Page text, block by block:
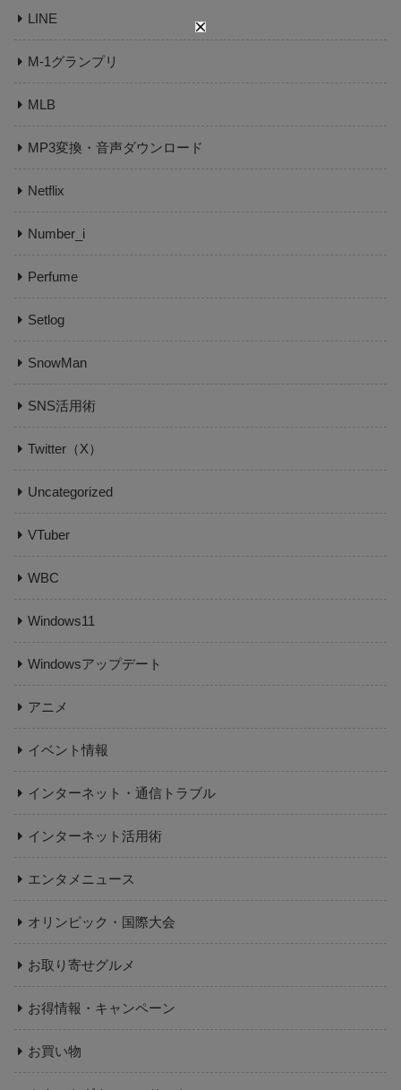
LINE
M-1グランプリ
MLB
MP3変換・音声ダウンロード
Netflix
Number_i
Perfume
Setlog
SnowMan
SNS活用術
Twitter（X）
Uncategorized
VTuber
WBC
Windows11
Windowsアップデート
アニメ
イベント情報
インターネット・通信トラブル
インターネット活用術
エンタメニュース
オリンピック・国際大会
お取り寄せグルメ
お得情報・キャンペーン
お買い物